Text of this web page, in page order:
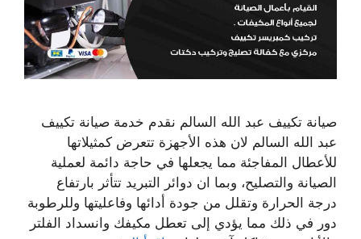
صيانة تكييف عبد الله السالم نقدم خدمة صيانة تكييف
عبد الله السالم لان هذه الأجهزة تتعرض كمثيلاتها
للأعطال المفاجئة مما يجعلها في حاجة دائمة لعملية
الصيانة والتصليح، وبما ان دوائر التبريد تتأثر بارتفاع
درجة الحرارة وتقلل من جودة أدائها وفاعليتها وللرطوبة
دور في ذلك مما يؤدي إلى تعطل مكيفك وانسداد الفلتر